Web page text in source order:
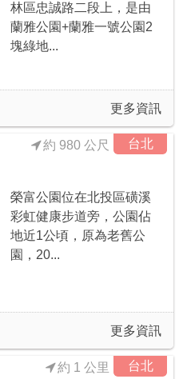
林區忠誠路二段上，是由
蘭雅公園+蘭雅一號公園2
塊綠地...
更多資訊
台北
約 980 公尺
榮富公園位在北投區磺溪
彩虹健康步道旁，公園佔
地近1公頃，原為老舊公
園，20...
更多資訊
台北
約 1 公里